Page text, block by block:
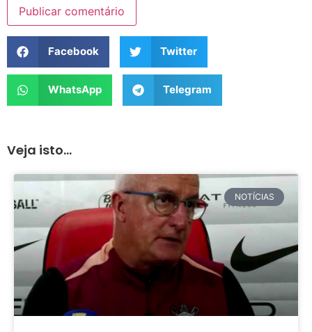
Facebook Twitter
WhatsApp Telegram
Veja isto...
NOTÍCIAS